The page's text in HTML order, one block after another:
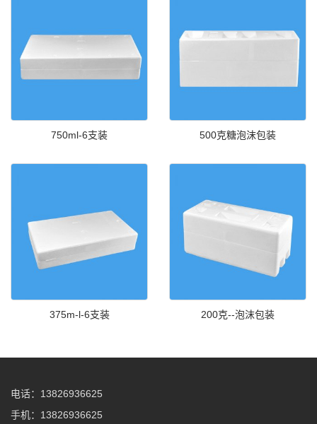
750ml-6支装 500克糖泡沫包装
375m-l-6支装 200克--泡沫包装
电话：13826936625
手机：13826936625